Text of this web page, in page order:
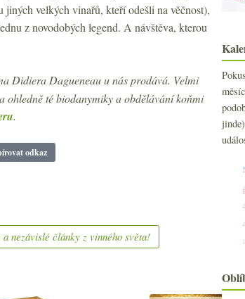
velkých vinařů, kteří odešli na věčnost),
z novodobých legend. A návštěva, kterou
Didiera Dagueneau u nás prodává. Velmi
ohledně té biodanymiky a obdělávání koňmi
.
odkaz
nezávislé články z vinného světa!